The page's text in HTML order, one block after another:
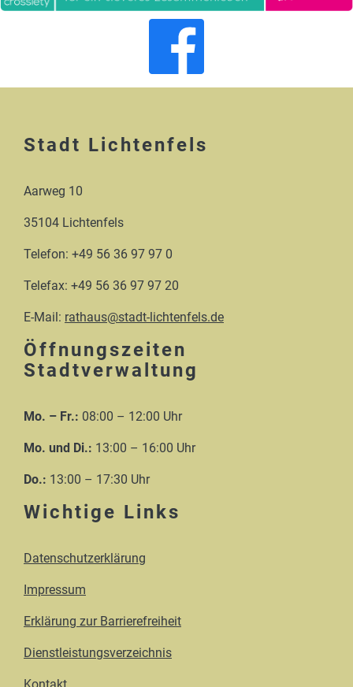
Stadt Lichtenfels
Aarweg 10
35104 Lichtenfels
Telefon: +49 56 36 97 97 0
Telefax: +49 56 36 97 97 20
E-Mail: rathaus@stadt-lichtenfels.de
Öffnungszeiten
Stadtverwaltung
Mo. – Fr.: 08:00 – 12:00 Uhr
Mo. und Di.: 13:00 – 16:00 Uhr
Do.: 13:00 – 17:30 Uhr
Wichtige Links
Datenschutzerklärung
Impressum
Erklärung zur Barrierefreiheit
Dienstleistungsverzeichnis